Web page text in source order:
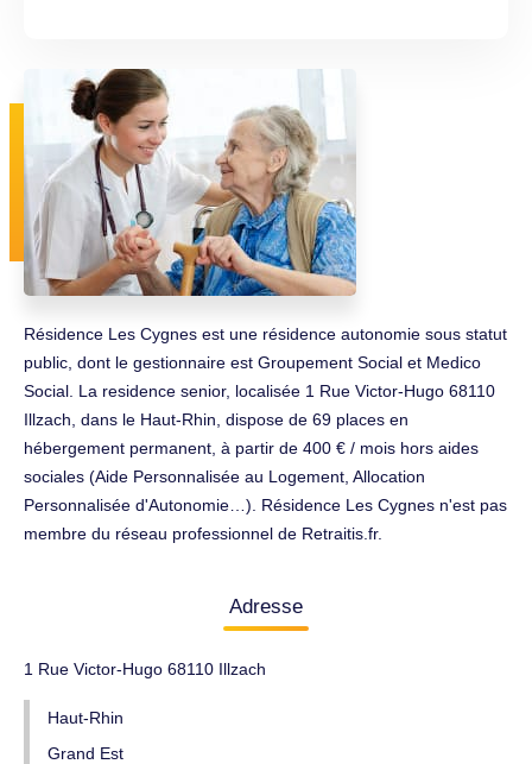
Résidence Les Cygnes est une résidence autonomie sous statut
public, dont le gestionnaire est Groupement Social et Medico
Social. La residence senior, localisée 1 Rue Victor-Hugo 68110
Illzach, dans le Haut-Rhin, dispose de 69 places en
hébergement permanent, à partir de 400 € / mois hors aides
sociales (Aide Personnalisée au Logement, Allocation
Personnalisée d'Autonomie…). Résidence Les Cygnes n'est pas
membre du réseau professionnel de Retraitis.fr.
Adresse
1 Rue Victor-Hugo 68110 Illzach
Haut-Rhin
Grand Est